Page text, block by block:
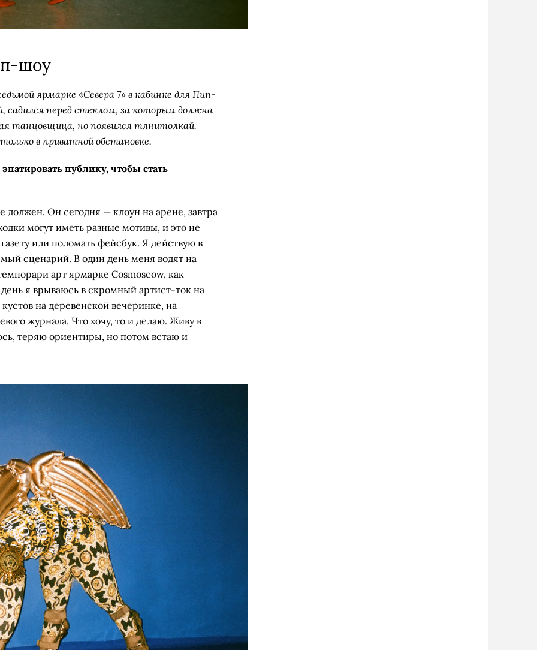
шоу
ярмарке «Севера 7» в кабинке для Пип-
садился перед стеклом, за которым должна
танцовщица, но появился тянитолкай.
в приватной обстановке.
публику, чтобы стать
должен. Он сегодня — клоун на арене, завтра
могут иметь разные мотивы, и это не
или поломать фейсбук. Я действую в
сценарий. В один день меня водят на
арт ярмарке Cosmoscow, как
я врываюсь в скромный артист-ток на
на деревенской вечеринке, на
журнала. Что хочу, то и делаю. Живу в
теряю ориентиры, но потом встаю и